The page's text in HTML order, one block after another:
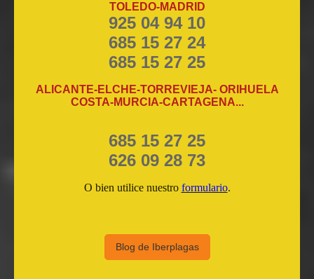
TOLEDO-MADRID
925 04 94 10
685 15 27 24
685 15 27 25
ALICANTE-ELCHE-TORREVIEJA- ORIHUELA
COSTA-MURCIA-CARTAGENA...
685 15 27 25
626 09 28 73
O bien utilice nuestro formulario.
Blog de Iberplagas